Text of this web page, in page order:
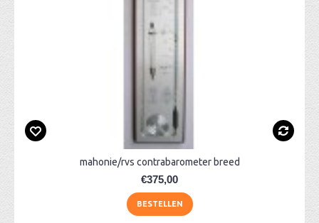
mahonie/rvs contrabarometer breed
€375,00
BESTELLEN